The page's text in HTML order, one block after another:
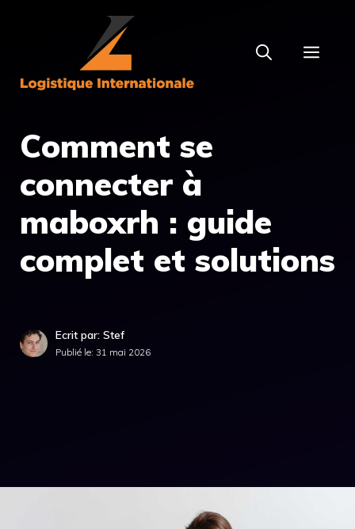
Comment se
connecter à
maboxrh : guide
complet et solutions
Ecrit par: Stef
Publié le: 31 mai 2026